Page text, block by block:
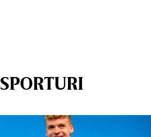
SPORTURI